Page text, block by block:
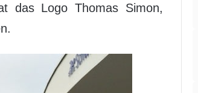
das Logo Thomas Simon,